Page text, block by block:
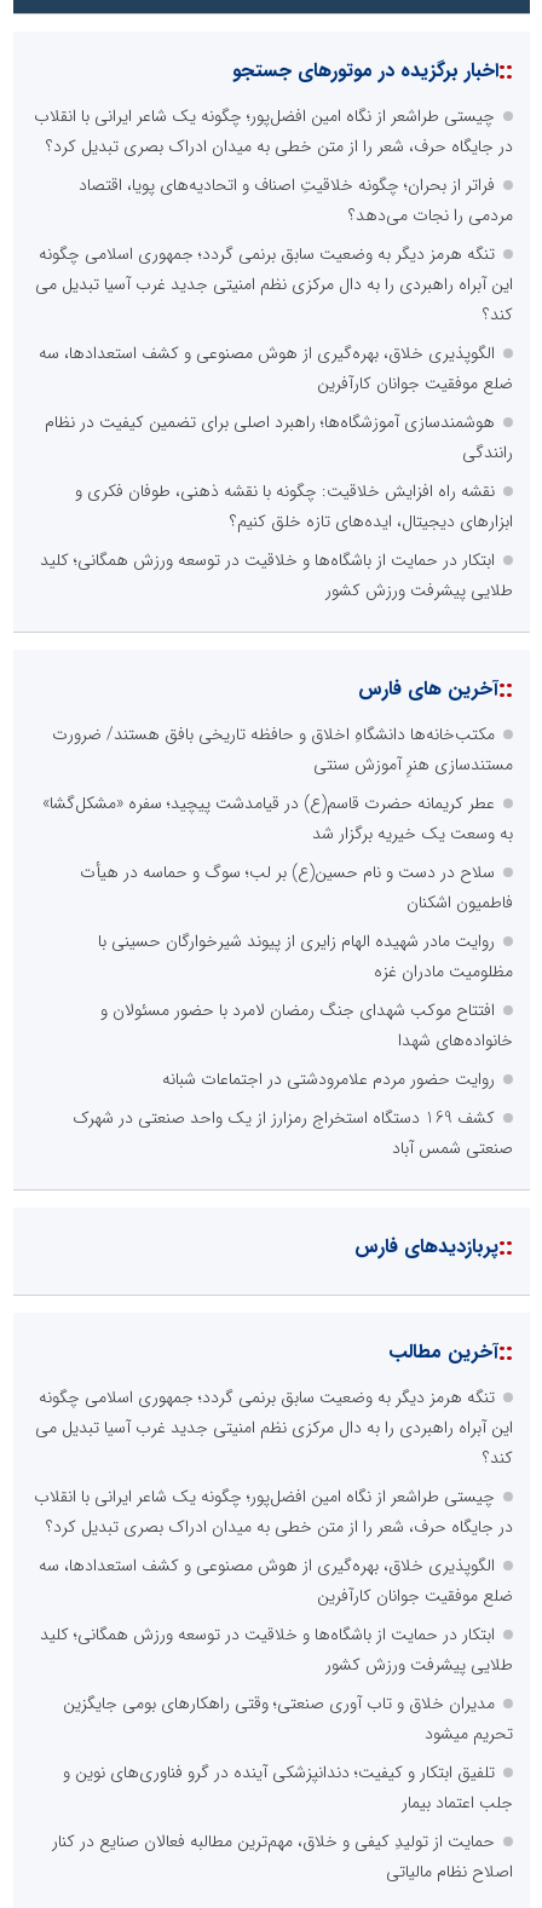
::اخبار برگزیده در موتورهای جستجو
چیستی طراشعر از نگاه امین افضل‌پور؛ چگونه یک شاعر ایرانی با انقلاب
در جایگاه حرف، شعر را از متن خطی به میدان ادراک بصری تبدیل کرد؟
فراتر از بحران؛ چگونه خلاقیتِ اصناف و اتحادیه‌های پویا، اقتصاد
مردمی را نجات می‌دهد؟
تنگه هرمز دیگر به وضعیت سابق برنمی گردد؛ جمهوری اسلامی چگونه
این آبراه راهبردی را به دال مرکزی نظم امنیتی جدید غرب آسیا تبدیل می
کند؟
الگوپذیری خلاق، بهره‌گیری از هوش مصنوعی و کشف استعدادها، سه
ضلع موفقیت جوانان کارآفرین
هوشمندسازی آموزشگاه‌ها؛ راهبرد اصلی برای تضمین کیفیت در نظام
رانندگی
نقشه راه افزایش خلاقیت: چگونه با نقشه ذهنی، طوفان فکری و
ابزارهای دیجیتال، ایده‌های تازه خلق کنیم؟
ابتکار در حمایت از باشگاه‌ها و خلاقیت در توسعه ورزش همگانی؛ کلید
طلایی پیشرفت ورزش کشور
::آخرین های فارس
مکتب‌خانه‌ها دانشگاهِ اخلاق و حافظه تاریخی بافق هستند/ ضرورت
مستندسازی هنرِ آموزش سنتی
عطر کریمانه حضرت قاسم(ع) در قیامدشت پیچید؛ سفره «مشکل‌گشا»
به وسعت یک خیریه برگزار شد
سلاح در دست و نام حسین(ع) بر لب؛ سوگ و حماسه در هیأت
فاطمیون اشکنان
روایت مادر شهیده الهام زایری از پیوند شیرخوارگان حسینی با
مظلومیت مادران غزه
افتتاح موکب شهدای جنگ رمضان لامرد با حضور مسئولان و
خانواده‌های شهدا
روایت حضور مردم علامرودشتی در اجتماعات شبانه
کشف 169 دستگاه استخراج رمزارز از یک واحد صنعتی در شهرک
صنعتی شمس آباد
::پربازدیدهای فارس
::آخرین مطالب
تنگه هرمز دیگر به وضعیت سابق برنمی گردد؛ جمهوری اسلامی چگونه
این آبراه راهبردی را به دال مرکزی نظم امنیتی جدید غرب آسیا تبدیل می
کند؟
چیستی طراشعر از نگاه امین افضل‌پور؛ چگونه یک شاعر ایرانی با انقلاب
در جایگاه حرف، شعر را از متن خطی به میدان ادراک بصری تبدیل کرد؟
الگوپذیری خلاق، بهره‌گیری از هوش مصنوعی و کشف استعدادها، سه
ضلع موفقیت جوانان کارآفرین
ابتکار در حمایت از باشگاه‌ها و خلاقیت در توسعه ورزش همگانی؛ کلید
طلایی پیشرفت ورزش کشور
مدیران خلاق و تاب آوری صنعتی؛ وقتی راهکارهای بومی جایگزین
تحریم میشود
تلفیق ابتکار و کیفیت؛ دندانپزشکی آینده در گرو فناوری‌های نوین و
جلب اعتماد بیمار
حمایت از تولیدِ کیفی و خلاق، مهم‌ترین مطالبه فعالان صنایع در کنار
اصلاح نظام مالیاتی